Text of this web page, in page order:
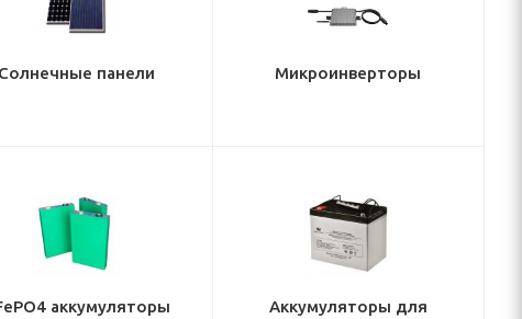
Солнечные панели Микроинверторы
аккумуляторы
Аккумуляторы для